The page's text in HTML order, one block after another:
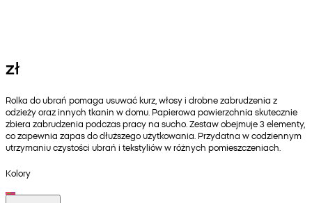
zł
Rolka do ubrań pomaga usuwać kurz, włosy i drobne zabrudzenia z
odzieży oraz innych tkanin w domu. Papierowa powierzchnia skutecznie
zbiera zabrudzenia podczas pracy na sucho. Zestaw obejmuje 3 elementy,
co zapewnia zapas do dłuższego użytkowania. Przydatna w codziennym
utrzymaniu czystości ubrań i tekstyliów w różnych pomieszczeniach.
Kolory